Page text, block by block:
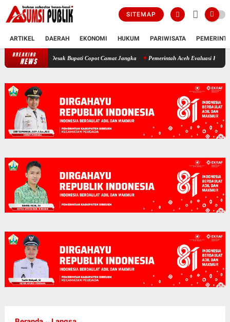
SITEMAP
ARTIKEL DAERAH EKONOMI HUKUM PARIWISATA
BREAKING
NEWS Polemik SKT Korban Bencana di Bireuen: Pimpinan DPRK Desak Bupati